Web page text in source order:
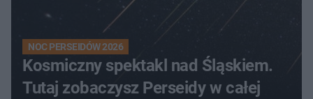
NOC PERSEIDÓW 2026
Kosmiczny spektakl nad Śląskiem.
Tutaj zobaczysz Perseidy w całej